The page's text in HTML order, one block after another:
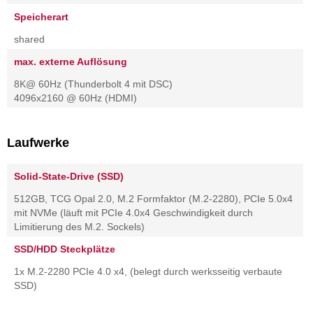
Speicherart
shared
max. externe Auflösung
8K@ 60Hz (Thunderbolt 4 mit DSC)
4096x2160 @ 60Hz (HDMI)
Laufwerke
Solid-State-Drive (SSD)
512GB, TCG Opal 2.0, M.2 Formfaktor (M.2-2280), PCIe 5.0x4
mit NVMe (läuft mit PCIe 4.0x4 Geschwindigkeit durch
Limitierung des M.2. Sockels)
SSD/HDD Steckplätze
1x M.2-2280 PCIe 4.0 x4, (belegt durch werksseitig verbaute
SSD)